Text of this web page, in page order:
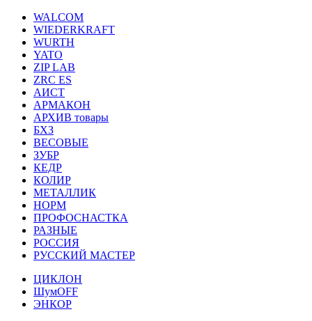
WALCOM
WIEDERKRAFT
WURTH
YATO
ZIP LAB
ZRC ES
АИСТ
АРМАКОН
АРХИВ товары
БХЗ
ВЕСОВЫЕ
ЗУБР
КЕДР
КОЛИР
МЕТАЛЛИК
НОРМ
ПРОФОСНАСТКА
РАЗНЫЕ
РОССИЯ
РУССКИЙ МАСТЕР
ЦИКЛОН
ШумOFF
ЭНКОР